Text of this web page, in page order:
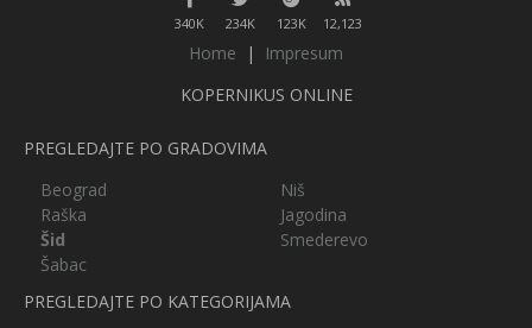
340K 234K 123K 12,123
Home |
Impresum
KOPERNIKUS ONLINE
PREGLEDAJTE PO GRADOVIMA
Beograd
Niš
Raška
Jagodina
Šid
Smederevo
Šabac
PREGLEDAJTE PO KATEGORIJAMA